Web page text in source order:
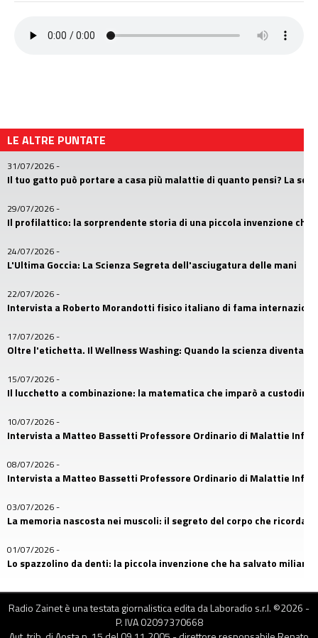
LE ALTRE PUNTATE
31/07/2026-
Il tuo gatto può portare a casa più malattie di quanto pensi? La
29/07/2026-
Il profilattico: la sorprendente storia di una piccola invenzione
24/07/2026-
L'Ultima Goccia: La Scienza Segreta dell'asciugatura delle mani
22/07/2026-
Intervista a Roberto Morandotti fisico italiano di fama
17/07/2026-
Oltre l'etichetta. Il Wellness Washing: Quando la scienza diventa
15/07/2026-
Il lucchetto a combinazione: la matematica che imparò a custodire
10/07/2026-
Intervista a Matteo Bassetti Professore Ordinario di Malattie
08/07/2026-
Intervista a Matteo Bassetti Professore Ordinario di Malattie
03/07/2026-
La memoria nascosta nei muscoli: il segreto del corpo che ricorda
01/07/2026-
Lo spazzolino da denti: la piccola invenzione che ha salvato
26/06/2026-
Il primo amico dell’uomo: la storia nascosta nel DNA dei cani
24/06/2026 -
Radio Zainet è una testata giornalistica edita da Laboradio s.r.l. ©2026 -
P. IVA 02097370668